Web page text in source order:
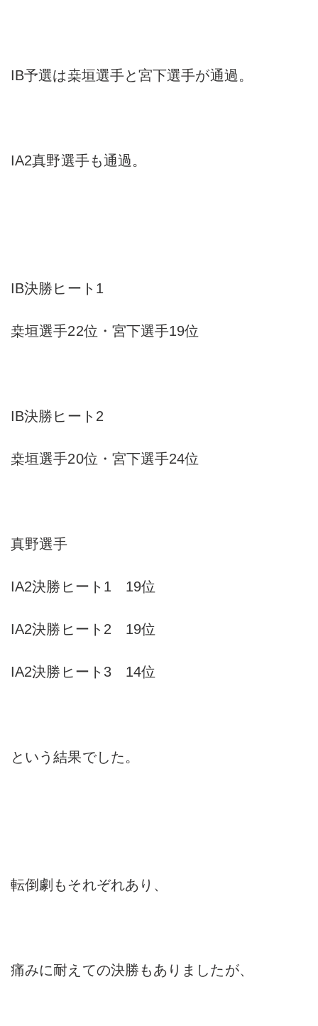
IB予選は桒垣選手と宮下選手が通過。
IA2真野選手も通過。
IB決勝ヒート1
桒垣選手22位・宮下選手19位
IB決勝ヒート2
桒垣選手20位・宮下選手24位
真野選手
IA2決勝ヒート1 19位
IA2決勝ヒート2 19位
IA2決勝ヒート3 14位
という結果でした。
転倒劇もそれぞれあり、
痛みに耐えての決勝もありましたが、